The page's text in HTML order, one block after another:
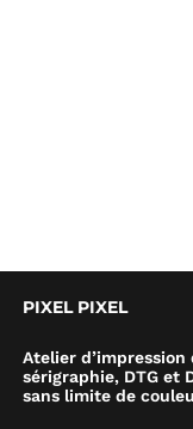
PIXEL PIXEL
Atelier
sérigraphie, DTG et
sans limite de